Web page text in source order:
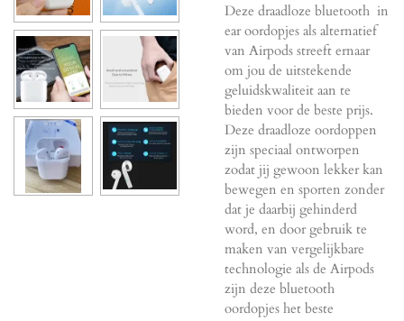
Deze draadloze bluetooth in
ear oordopjes als alternatief
van Airpods streeft ernaar
om jou de uitstekende
geluidskwaliteit aan te
bieden voor de beste prijs.
Deze draadloze oordoppen
zijn speciaal ontworpen
zodat jij gewoon lekker kan
bewegen en sporten zonder
dat je daarbij gehinderd
word, en door gebruik te
maken van vergelijkbare
technologie als de Airpods
zijn deze bluetooth
oordopjes het beste